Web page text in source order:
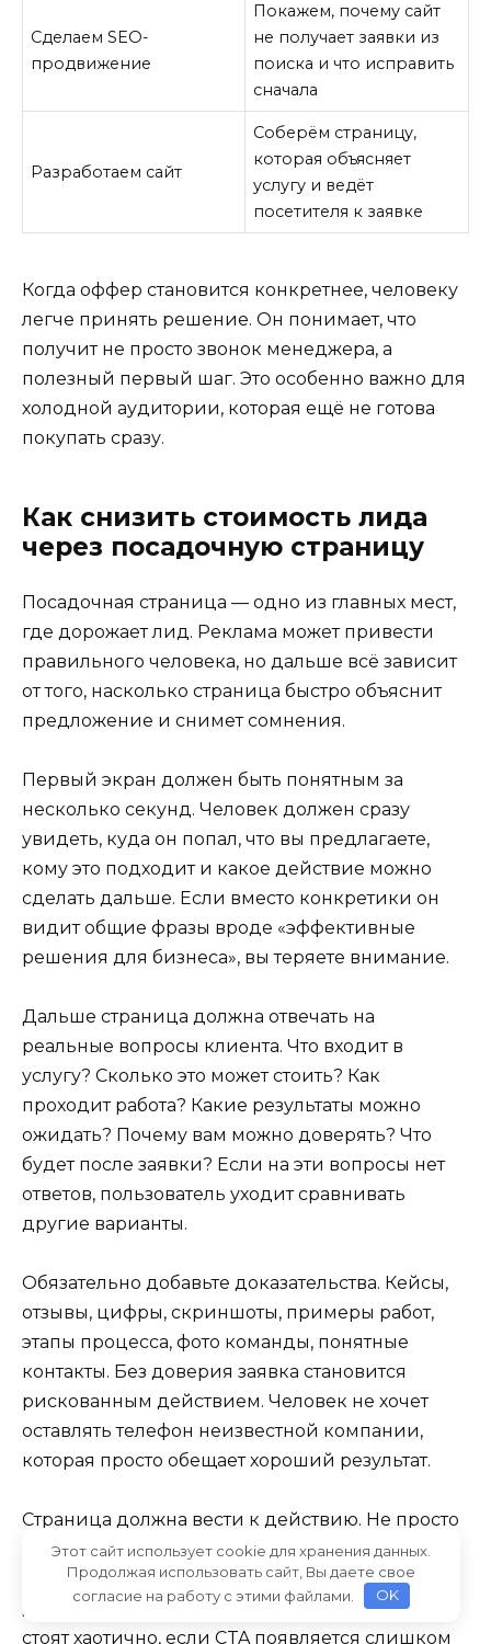
Сделаем SEO-
продвижение
Покажем, почему сайт
не получает заявки из
поиска и что исправить
сначала
Разработаем сайт
Соберём страницу,
которая объясняет
услугу и ведёт
посетителя к заявке
Когда оффер становится конкретнее, человеку
легче принять решение. Он понимает, что
получит не просто звонок менеджера, а
полезный первый шаг. Это особенно важно для
холодной аудитории, которая ещё не готова
покупать сразу.
Как снизить стоимость лида
через посадочную страницу
Посадочная страница — одно из главных мест,
где дорожает лид. Реклама может привести
правильного человека, но дальше всё зависит
от того, насколько страница быстро объяснит
предложение и снимет сомнения.
Первый экран должен быть понятным за
несколько секунд. Человек должен сразу
увидеть, куда он попал, что вы предлагаете,
кому это подходит и какое действие можно
сделать дальше. Если вместо конкретики он
видит общие фразы вроде «эффективные
решения для бизнеса», вы теряете внимание.
Дальше страница должна отвечать на
реальные вопросы клиента. Что входит в
услугу? Сколько это может стоить? Как
проходит работа? Какие результаты можно
ожидать? Почему вам можно доверять? Что
будет после заявки? Если на эти вопросы нет
ответов, пользователь уходит сравнивать
другие варианты.
Обязательно добавьте доказательства. Кейсы,
отзывы, цифры, скриншоты, примеры работ,
этапы процесса, фото команды, понятные
контакты. Без доверия заявка становится
рискованным действием. Человек не хочет
оставлять телефон неизвестной компании,
которая просто обещает хороший результат.
Страница должна вести к действию. Не просто
давать информацию, а выстраивать путь:
проблема → объяснение → решение →
доказательства → следующий шаг. Если блоки
стоят хаотично, если CTA появляется слишком
Этот сайт использует cookie для хранения данных.
Продолжая использовать сайт, Вы даете свое
согласие на работу с этими файлами.
OK